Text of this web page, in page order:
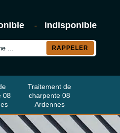
- indisponible
08
Traitement de
charpente 08
Ardennes